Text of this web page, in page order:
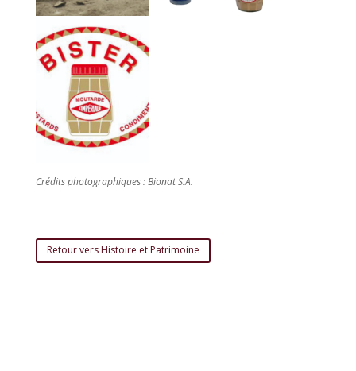
Crédits photographiques : Bionat S.A.
Retour vers Histoire et Patrimoine